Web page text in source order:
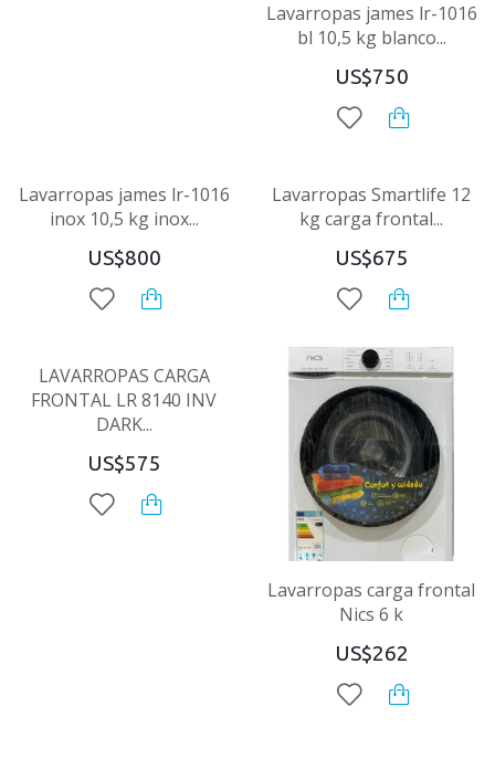
Lavarropas james lr-1016
bl 10,5 kg blanco...
US$750
Lavarropas james lr-1016
inox 10,5 kg inox...
US$800
Lavarropas Smartlife 12
kg carga frontal...
US$675
LAVARROPAS CARGA
FRONTAL LR 8140 INV
DARK...
US$575
Lavarropas carga frontal
Nics 6 k
US$262